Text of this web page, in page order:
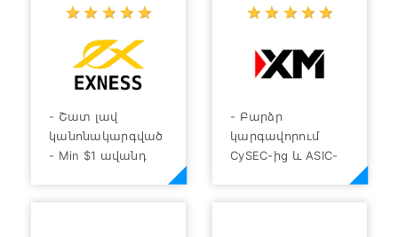
☆ ☆ ☆ ☆ ☆
★ ★ ★ ★ ★
- Շատ լավ
կանոնակարգված
- Min $1 ավանդ
☆ ☆ ☆ ☆ ☆
★ ★ ★ ★ ★
- Բարձր
կարգավորում
CySEC-ից և ASIC-